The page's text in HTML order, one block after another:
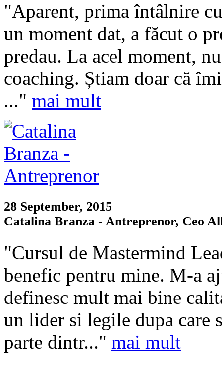
"Aparent, prima întâlnire
un moment dat, a făcut o
predau. La acel moment,
coaching. Știam doar că
..." mai mult
28 September, 2015
Catalina Branza - Antreprenor, Ceo
"Cursul de Mastermind
benefic pentru mine. M-a
definesc mult mai bine
un lider si legile dupa care
parte dintr..." mai mult